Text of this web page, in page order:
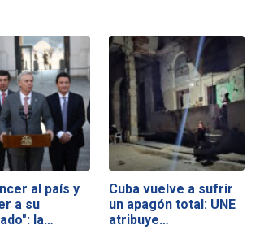
al país y
a su
la…
Cuba vuelve a sufrir
un apagón total: UNE
atribuye…